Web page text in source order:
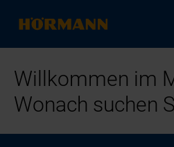
Willkommen im
Wonach suchen